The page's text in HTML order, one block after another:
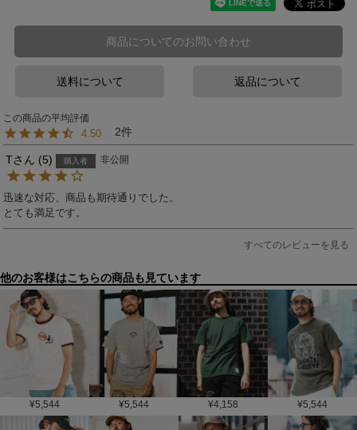
商品についてのお問い合わせ
送料について 返品について
4.50 2
T 5 購入者 非公開
迅速な対応、商品も期待通りでした。
とても満足です。
すべてのレビューを見る
他のお客様はこちらの商品も見ています
¥5,544 ¥5,544 ¥4,158 ¥5,544